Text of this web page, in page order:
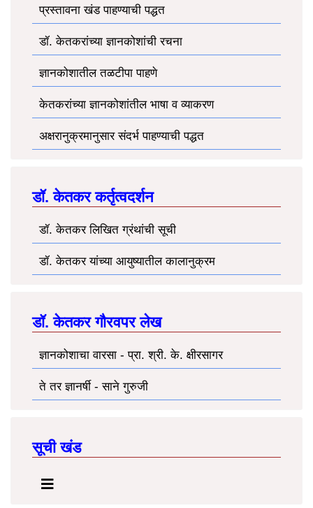
प्रस्तावना खंड पाहण्याची पद्धत
डॉ. केतकरांच्या ज्ञानकोशांची रचना
ज्ञानकोशातील तळटीपा पाहणे
केतकरांच्या ज्ञानकोशांतील भाषा व व्याकरण
अक्षरानुक्रमानुसार संदर्भ पाहण्याची पद्धत
डॉ. केतकर कर्तृत्वदर्शन
डॉ. केतकर लिखित ग्रंथांची सूची
डॉ. केतकर यांच्या आयुष्यातील कालानुक्रम
डॉ. केतकर गौरवपर लेख
ज्ञानकोशाचा वारसा - प्रा. श्री. के. क्षीरसागर
ते तर ज्ञानर्षी - साने गुरुजी
सूची खंड